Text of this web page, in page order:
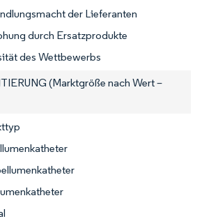
der Lieferanten
durch Ersatzprodukte
des Wettbewerbs
(Marktgröße nach Wert –